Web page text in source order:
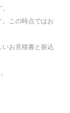
この時点ではお
お見積書と振込